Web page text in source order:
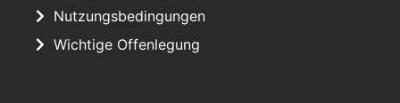
Nutzungsbedingungen
Wichtige Offenlegung